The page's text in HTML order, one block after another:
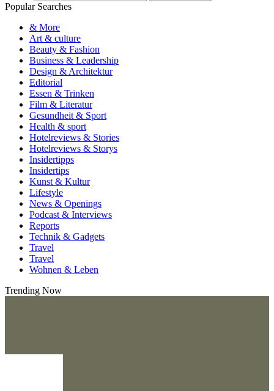
Popular Searches
& More
Art & culture
Beauty & Fashion
Business & Leadership
Design & Architektur
Editorial
Essen & Trinken
Film & Literatur
Gesundheit & Sport
Health & sport
Hotelreviews & Stories
Hotelreviews & Storys
Insidertipps
Insidertips
Kunst & Kultur
Lifestyle
News & Openings
Podcast & Interviews
Reports
Technik & Gadgets
Travel
Travel
Wohnen & Leben
Trending Now